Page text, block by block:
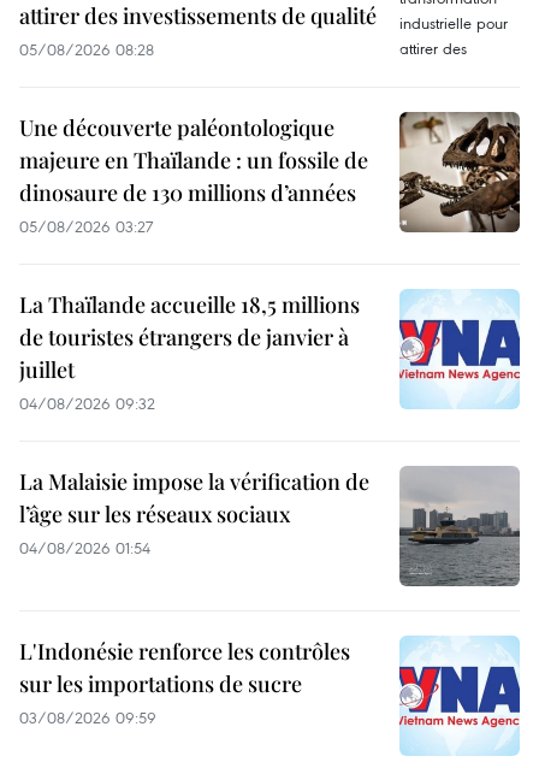
attirer des investissements de qualité
05/08/2026 08:28
Une découverte paléontologique
majeure en Thaïlande : un fossile de
dinosaure de 130 millions d’années
05/08/2026 03:27
La Thaïlande accueille 18,5 millions
de touristes étrangers de janvier à
juillet
04/08/2026 09:32
La Malaisie impose la vérification de
l’âge sur les réseaux sociaux
04/08/2026 01:54
L'Indonésie renforce les contrôles
sur les importations de sucre
03/08/2026 09:59